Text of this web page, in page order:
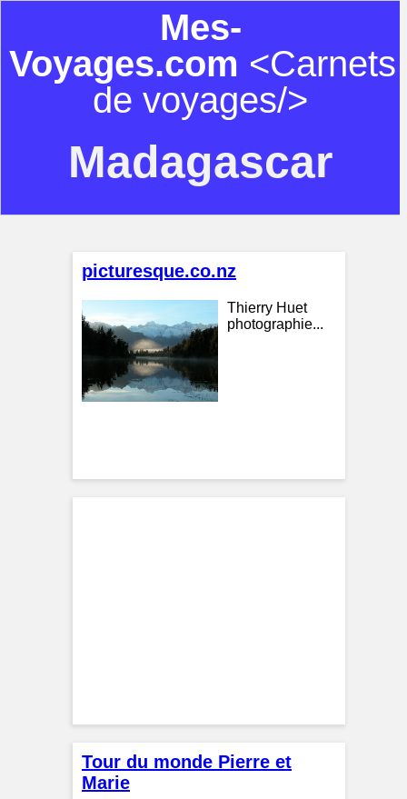
Mes-
Voyages.com <Carnets
de voyages/>
Madagascar
picturesque.co.nz
Thierry Huet
photographie...
Tour du monde Pierre et
Marie